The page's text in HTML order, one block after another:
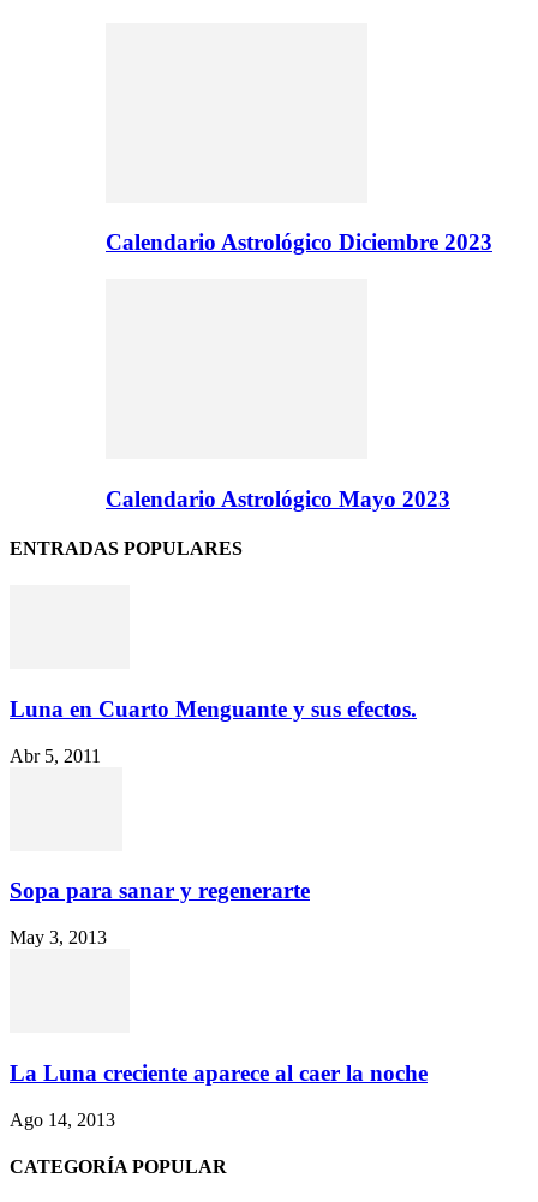
Calendario Astrológico Diciembre 2023
Calendario Astrológico Mayo 2023
ENTRADAS POPULARES
Luna en Cuarto Menguante y sus efectos.
Abr 5, 2011
Sopa para sanar y regenerarte
May 3, 2013
La Luna creciente aparece al caer la noche
Ago 14, 2013
CATEGORÍA POPULAR